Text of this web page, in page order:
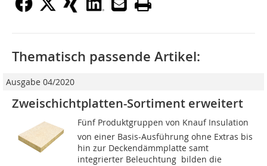
Thematisch passende Artikel:
Ausgabe 04/2020
Zweischichtplatten-Sortiment erweitert
Fünf Produktgruppen von Knauf Insulation 
von einer Basis-Ausführung ohne Extras bis
hin zur Deckendämmplatte samt
integrierter Beleuchtung  bilden die